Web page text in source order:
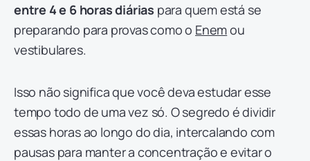
entre 4e 6 horas diárias para quem está se
preparando para provas como o Enemou
vestibulares.
Isso não significa que você deva estudar esse
tempo todo de uma vez só. O segredo é dividir
essas horas ao longo do dia, intercalando com
pausas para manter a concentração e evitar o